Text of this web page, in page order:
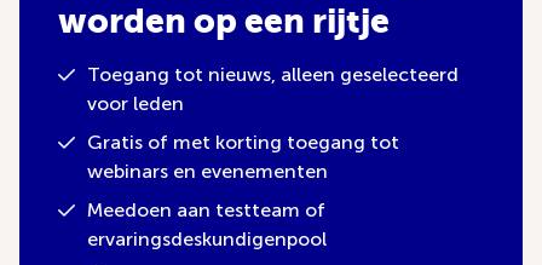
worden op een rijtje
Toegang tot nieuws, alleen geselecteerd
voor leden
Gratis of met korting toegang tot
webinars en evenementen
Meedoen aan testteam of
ervaringsdeskundigenpool